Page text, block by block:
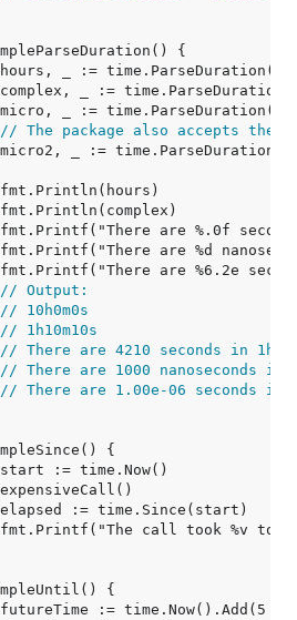
// The package also accepts the
// Output:
// 10h0m0s
// 1h10m10s
// There are 4210 seconds in
// There are 1000 nanoseconds in
// There are 1.00e-06 seconds in